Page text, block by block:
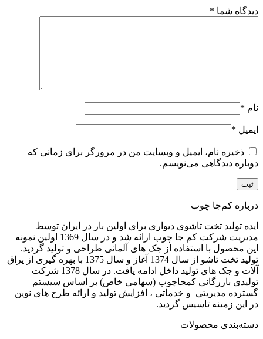
دیدگاه شما *
نام *
ایمیل *
ذخیره نام، ایمیل و وبسایت من در مرورگر برای زمانی که
دوباره دیدگاهی می‌نویسم.
درباره کم‌جا چوب
ایده تولید تخت تاشوی دیواری برای اولین بار در ایران توسط
مدیریت شرکت کم جا چوب ارائه شد و در سال 1369 اولین نمونه
این محصول با استفاده از جک های آلمانی طراحی و تولید گردید.
تولید تخت تاشو از سال 1374 آغاز و سال 1375 با بهره گیری از یراق
آلات و جک های تولید داخل ادامه یافت. در سال 1378 شرکت
تولیدی بازرگانی کمجاچوب (سهامی خاص) بر اساس سیستم
گسترده مدیریتی و خدماتی ، افزایش تولید و ارائه طرح های نوین
در این زمینه تاسیس گردید.
دسته‌بندی محصولات